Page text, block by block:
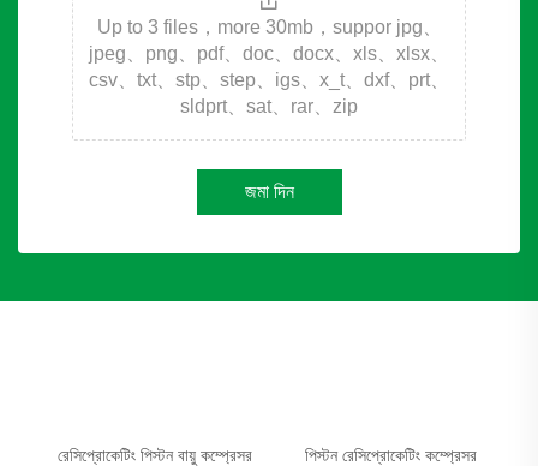
Up to 3 files，more 30mb，suppor jpg、
jpeg、png、pdf、doc、docx、xls、xlsx、
csv、txt、stp、step、igs、x_t、dxf、prt、
sldprt、sat、rar、zip
জমা দিন
রেসিপ্রোকেটিং পিস্টন বায়ু কম্প্রেসর পিস্টন রেসিপ্রোকেটিং কম্প্রেসর